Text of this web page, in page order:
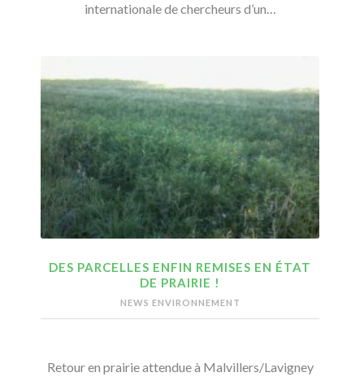
internationale de chercheurs d’un…
DES PARCELLES ENFIN REMISES EN ÉTAT
DE PRAIRIE !
NEWS ENVIRONNEMENT
Retour en prairie attendue à Malvillers/Lavigney